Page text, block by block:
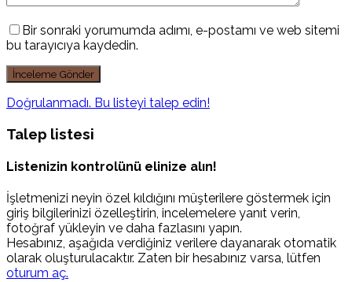
Bir sonraki yorumumda adımı, e-postamı ve web sitemi
bu tarayıcıya kaydedin.
Doğrulanmadı. Bu listeyi talep edin!
Talep listesi
Listenizin kontrolünü elinize alın!
İşletmenizi neyin özel kıldığını müşterilere göstermek için
giriş bilgilerinizi özelleştirin, incelemelere yanıt verin,
fotoğraf yükleyin ve daha fazlasını yapın.
Hesabınız, aşağıda verdiğiniz verilere dayanarak otomatik
olarak oluşturulacaktır. Zaten bir hesabınız varsa, lütfen
oturum aç.